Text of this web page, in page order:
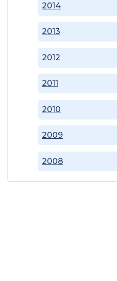
2008
2009
2010
2011
2012
2013
2014